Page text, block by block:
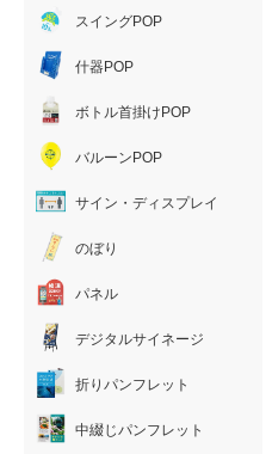
スイングPOP
什器POP
ボトル首掛けPOP
バルーンPOP
サイン・ディスプレイ
のぼり
パネル
デジタルサイネージ
折りパンフレット
中綴じパンフレット